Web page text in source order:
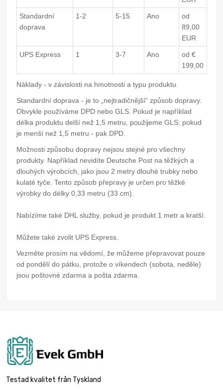
Standardní
doprava
1-2 5-15 Ano
od
89,00
EUR
UPS Express 1 3-7 Ano
od €
199,00
Náklady - v závislosti na hmotnosti a typu produktu.
Standardní doprava - je to „nejtradičnější“ způsob dopravy.
Obvykle používáme DPD nebo GLS. Pokud je například
délka produktu delší než 1,5 metru, použijeme GLS; pokud
je menší než 1,5 metru - pak DPD.
Možnosti způsobu dopravy nejsou stejné pro všechny
produkty. Například nevidíte Deutsche Post na těžkých a
dlouhých výrobcích, jako jsou 2 metry dlouhé trubky nebo
kulaté tyče. Tento způsob přepravy je určen pro těžké
výrobky do délky 0,33 metru (33 cm).
Nabízíme také DHL služby, pokud je produkt 1 metr a kratší.
Můžete také zvolit UPS Express.
Vezměte prosím na vědomí, že můžeme přepravovat pouze
od pondělí do pátku, protože o víkendech (sobota, neděle)
jsou poštovné zdarma a pošta zdarma.
Testad kvalitet från Tyskland